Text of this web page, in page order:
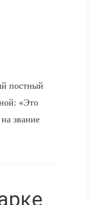
постный
«Это
звание